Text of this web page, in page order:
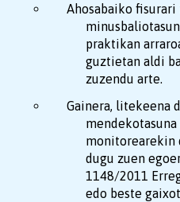
Ahosabaiko
praktikan
guztietan aldi
zuzendu arte.
Gainera, litekeena
monitorearekin
dugu zuen
1148/2011
edo beste